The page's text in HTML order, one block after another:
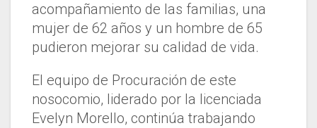
acompañamiento de las familias, una
mujer de 62 años y un hombre de 65
pudieron mejorar su calidad de vida.
El equipo de Procuración de este
nosocomio, liderado por la licenciada
Evelyn Morello, continúa trabajando